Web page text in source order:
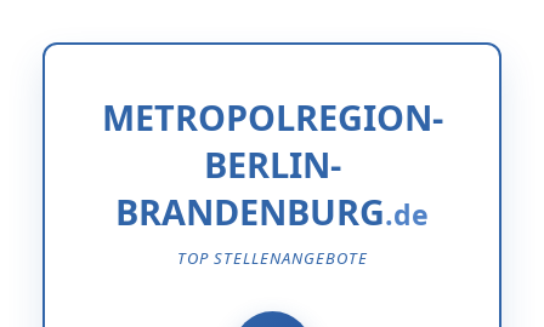
METROPOLREGION-
BERLIN-
BRANDENBURG
TOP STELLENANGEBOTE